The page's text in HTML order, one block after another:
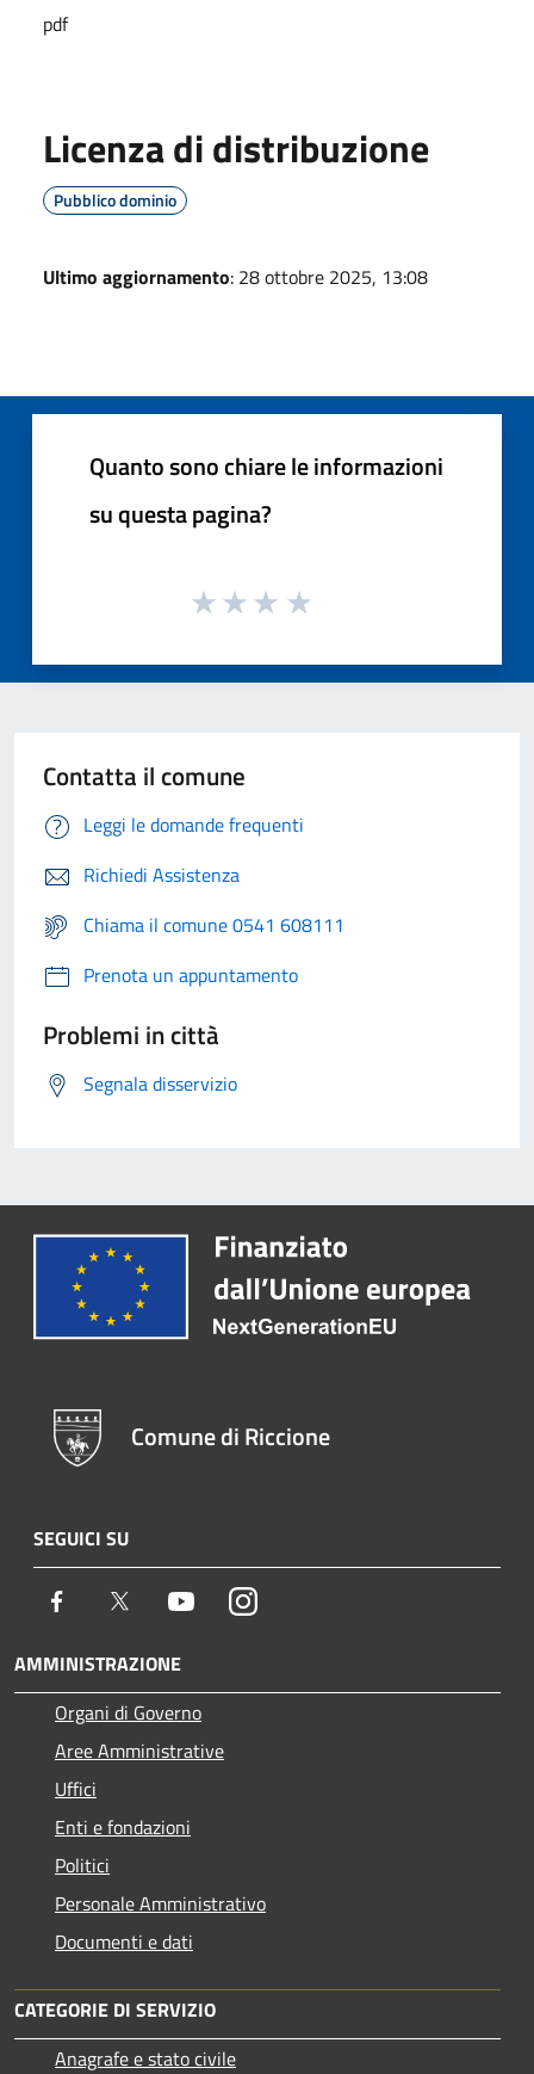
pdf
Licenza di distribuzione
Pubblico dominio
Ultimo aggiornamento: 28 ottobre 2025, 13:08
Quanto sono chiare le informazioni
su questa pagina?
Contatta il comune
Leggi le domande frequenti
Richiedi Assistenza
Chiama il comune 0541 608111
Prenota un appuntamento
Problemi in città
Segnala disservizio
Comune di Riccione
SEGUICI SU
Facebook Twitter YoutubeInstagram
AMMINISTRAZIONE
Organi di Governo
Aree Amministrative
Uffici
Enti e fondazioni
Politici
Personale Amministrativo
Documenti e dati
CATEGORIE DI SERVIZIO
Anagrafe e stato civile